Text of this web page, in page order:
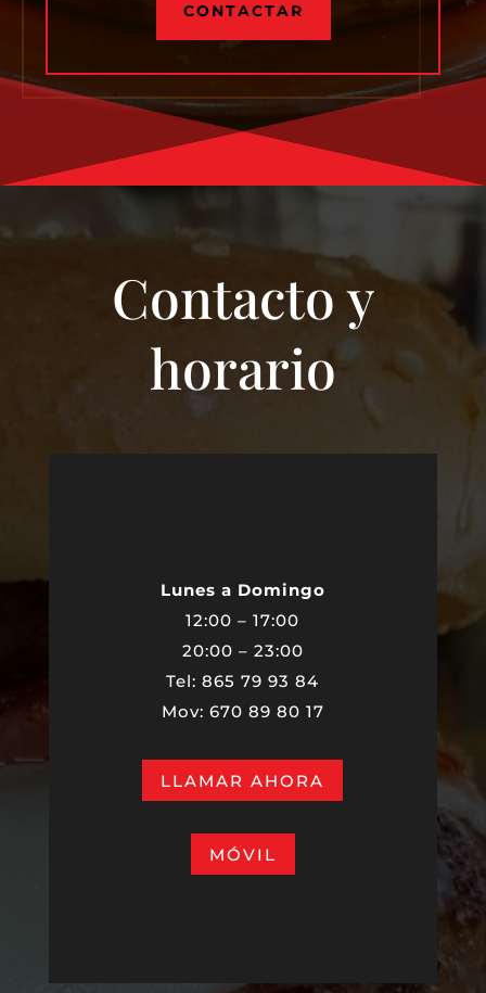
CONTACTAR
Contacto y
horario
Lunes a Domingo
12:00 – 17:00
20:00 – 23:00
Tel: 865 79 93 84
Mov: 670 89 80 17
LLAMAR AHORA
MÓVIL